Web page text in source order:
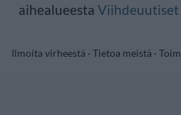
aihealueesta Viihdeuutiset
Ilmoita virheestä · Tietoa meistä ·